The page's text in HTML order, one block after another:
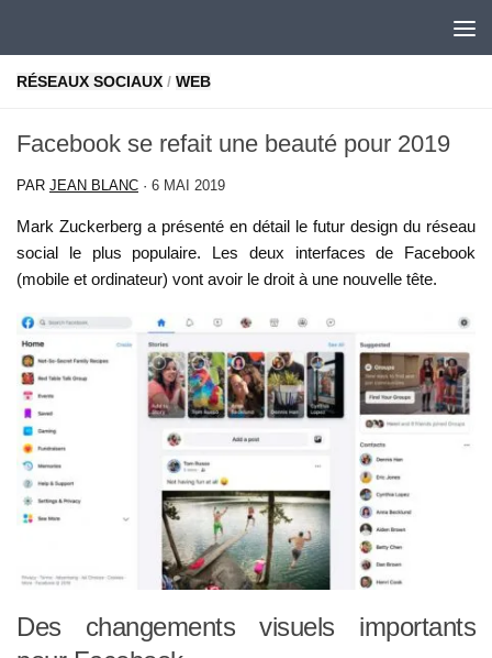
RÉSEAUX SOCIAUX / WEB
Facebook se refait une beauté pour 2019
PAR JEAN BLANC · 6 MAI 2019
Mark Zuckerberg a présenté en détail le futur design du réseau
social le plus populaire. Les deux interfaces de Facebook
(mobile et ordinateur) vont avoir le droit à une nouvelle tête.
Des changements visuels importants